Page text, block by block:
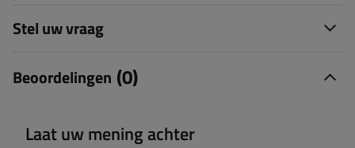
Stel uw vraag
Beoordelingen (0)
Laat uw mening achter